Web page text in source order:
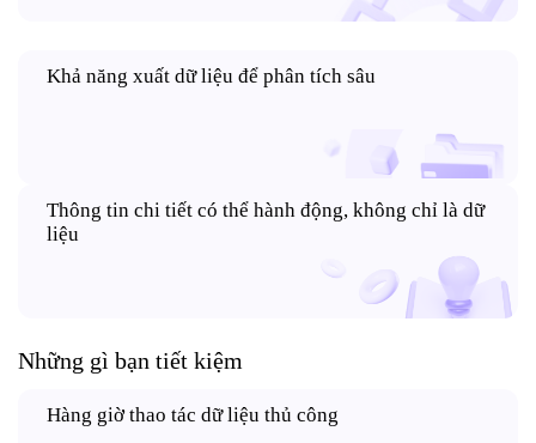
Khả năng xuất dữ liệu để phân tích sâu
Thông tin chi tiết có thể hành động, không chỉ là dữ
liệu
Những gì bạn tiết kiệm
Hàng giờ thao tác dữ liệu thủ công